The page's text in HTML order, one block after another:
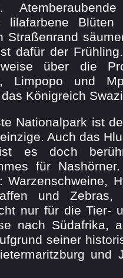
lilafarbene
Straßenrand
dafür der
über die
Limpopo und
Königreich
Nationalpark ist
Auch das
es doch
für
Warzenschweine,
und
nur für die Tier-
nach Südafrika,
seiner
und